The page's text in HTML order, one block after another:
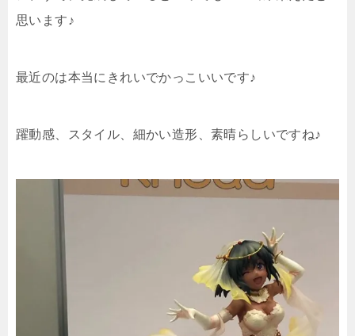
思います♪
最近のは本当にきれいでかっこいいです♪
躍動感、スタイル、細かい造形、素晴らしいですね♪